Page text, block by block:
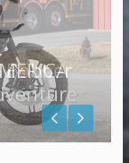
Bobber